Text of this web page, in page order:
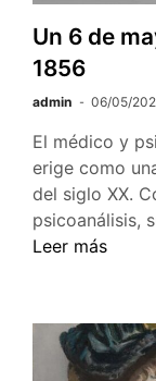
Un 6 de
1856
admin 06/05/
El médico y
erige como
del siglo XX.
psicoanálisis,
Leer más